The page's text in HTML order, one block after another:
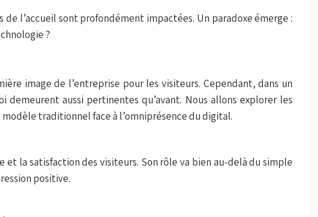
l’accueil sont profondément impactées. Un paradoxe émerge :
?
image de l’entreprise pour les visiteurs. Cependant, dans un
aussi pertinentes qu’avant. Nous allons explorer les
traditionnel face à l’omniprésence du digital.
la satisfaction des visiteurs. Son rôle va bien au-delà du simple
positive.